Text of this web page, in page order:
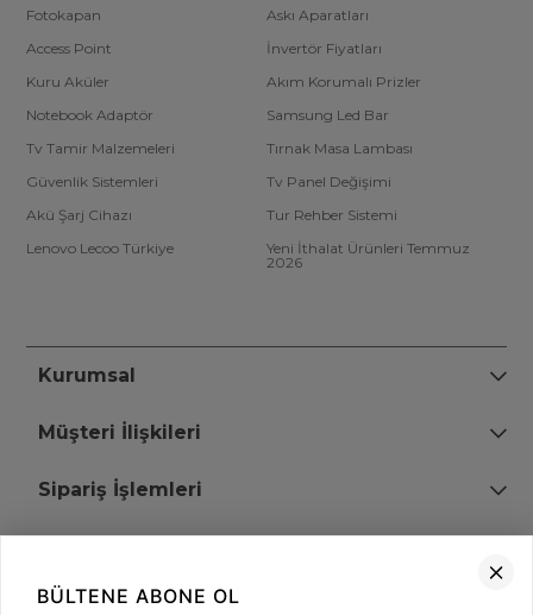
Fotokapan
Askı Aparatları
Access Point
İnvertör Fiyatları
Kuru Aküler
Akım Korumalı Prizler
Notebook Adaptör
Samsung Led Bar
Tv Tamir Malzemeleri
Tırnak Masa Lambası
Güvenlik Sistemleri
Tv Panel Değişimi
Akü Şarj Cihazı
Tur Rehber Sistemi
Lenovo Lecoo Türkiye
Yeni İthalat Ürünleri Temmuz
2026
Kurumsal
Müşteri İlişkileri
Sipariş İşlemleri
+90 (850) 473 08 08
BÜLTENE ABONE OL